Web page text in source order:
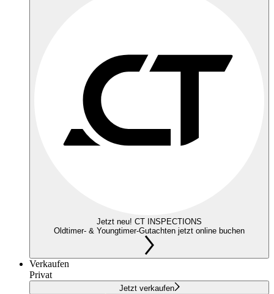
Jetzt neu! CT INSPECTIONS
Oldtimer- & Youngtimer-Gutachten jetzt online buchen
Verkaufen
Privat
Jetzt verkaufen